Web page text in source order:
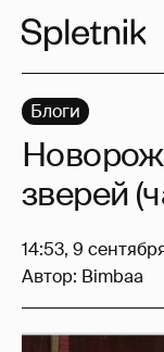
Блоги
зверей
14:53, 9
Автор: Bimbaa